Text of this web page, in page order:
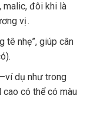
malic, đôi khi là
vị .
tê nhẹ”, giúp cân
dụ như trong
có thể có màu